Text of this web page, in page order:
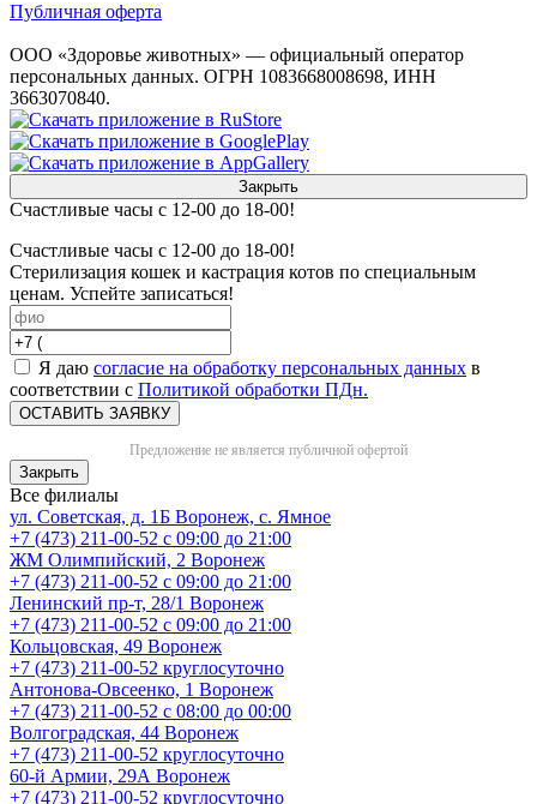
Публичная оферта
ООО «Здоровье животных» — официальный оператор
персональных данных. ОГРН 1083668008698, ИНН
3663070840.
Закрыть
Счастливые часы с 12-00 до 18-00!
Счастливые часы с 12-00 до 18-00!
Стерилизация кошек и кастрация котов по специальным
ценам. Успейте записаться!
Я даю согласие на обработку персональных данных в
соответствии с Политикой обработки ПДн.
ОСТАВИТЬ ЗАЯВКУ
Предложение не является публичной офертой
Закрыть
Все филиалы
ул. Советская, д. 1Б Воронеж, с. Ямное
+7 (473) 211-00-52 с 09:00 до 21:00
ЖМ Олимпийский, 2 Воронеж
+7 (473) 211-00-52 с 09:00 до 21:00
Ленинский пр-т, 28/1 Воронеж
+7 (473) 211-00-52 с 09:00 до 21:00
Кольцовская, 49 Воронеж
+7 (473) 211-00-52 круглосуточно
Антонова-Овсеенко, 1 Воронеж
+7 (473) 211-00-52 с 08:00 до 00:00
Волгоградская, 44 Воронеж
+7 (473) 211-00-52 круглосуточно
60-й Армии, 29А Воронеж
+7 (473) 211-00-52 круглосуточно